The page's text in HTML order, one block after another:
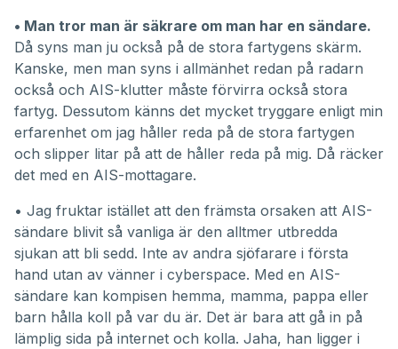
• Man tror man är säkrare om man har en sändare.
Då syns man ju också på de stora fartygens skärm.
Kanske, men man syns i allmänhet redan på radarn
också och AIS-klutter måste förvirra också stora
fartyg. Dessutom känns det mycket tryggare enligt min
erfarenhet om jag håller reda på de stora fartygen
och slipper litar på att de håller reda på mig. Då räcker
det med en AIS-mottagare.
• Jag fruktar istället att den främsta orsaken att AIS-
sändare blivit så vanliga är den alltmer utbredda
sjukan att bli sedd. Inte av andra sjöfarare i första
hand utan av vänner i cyberspace. Med en AIS-
sändare kan kompisen hemma, mamma, pappa eller
barn hålla koll på var du är. Det är bara att gå in på
lämplig sida på internet och kolla. Jaha, han ligger i